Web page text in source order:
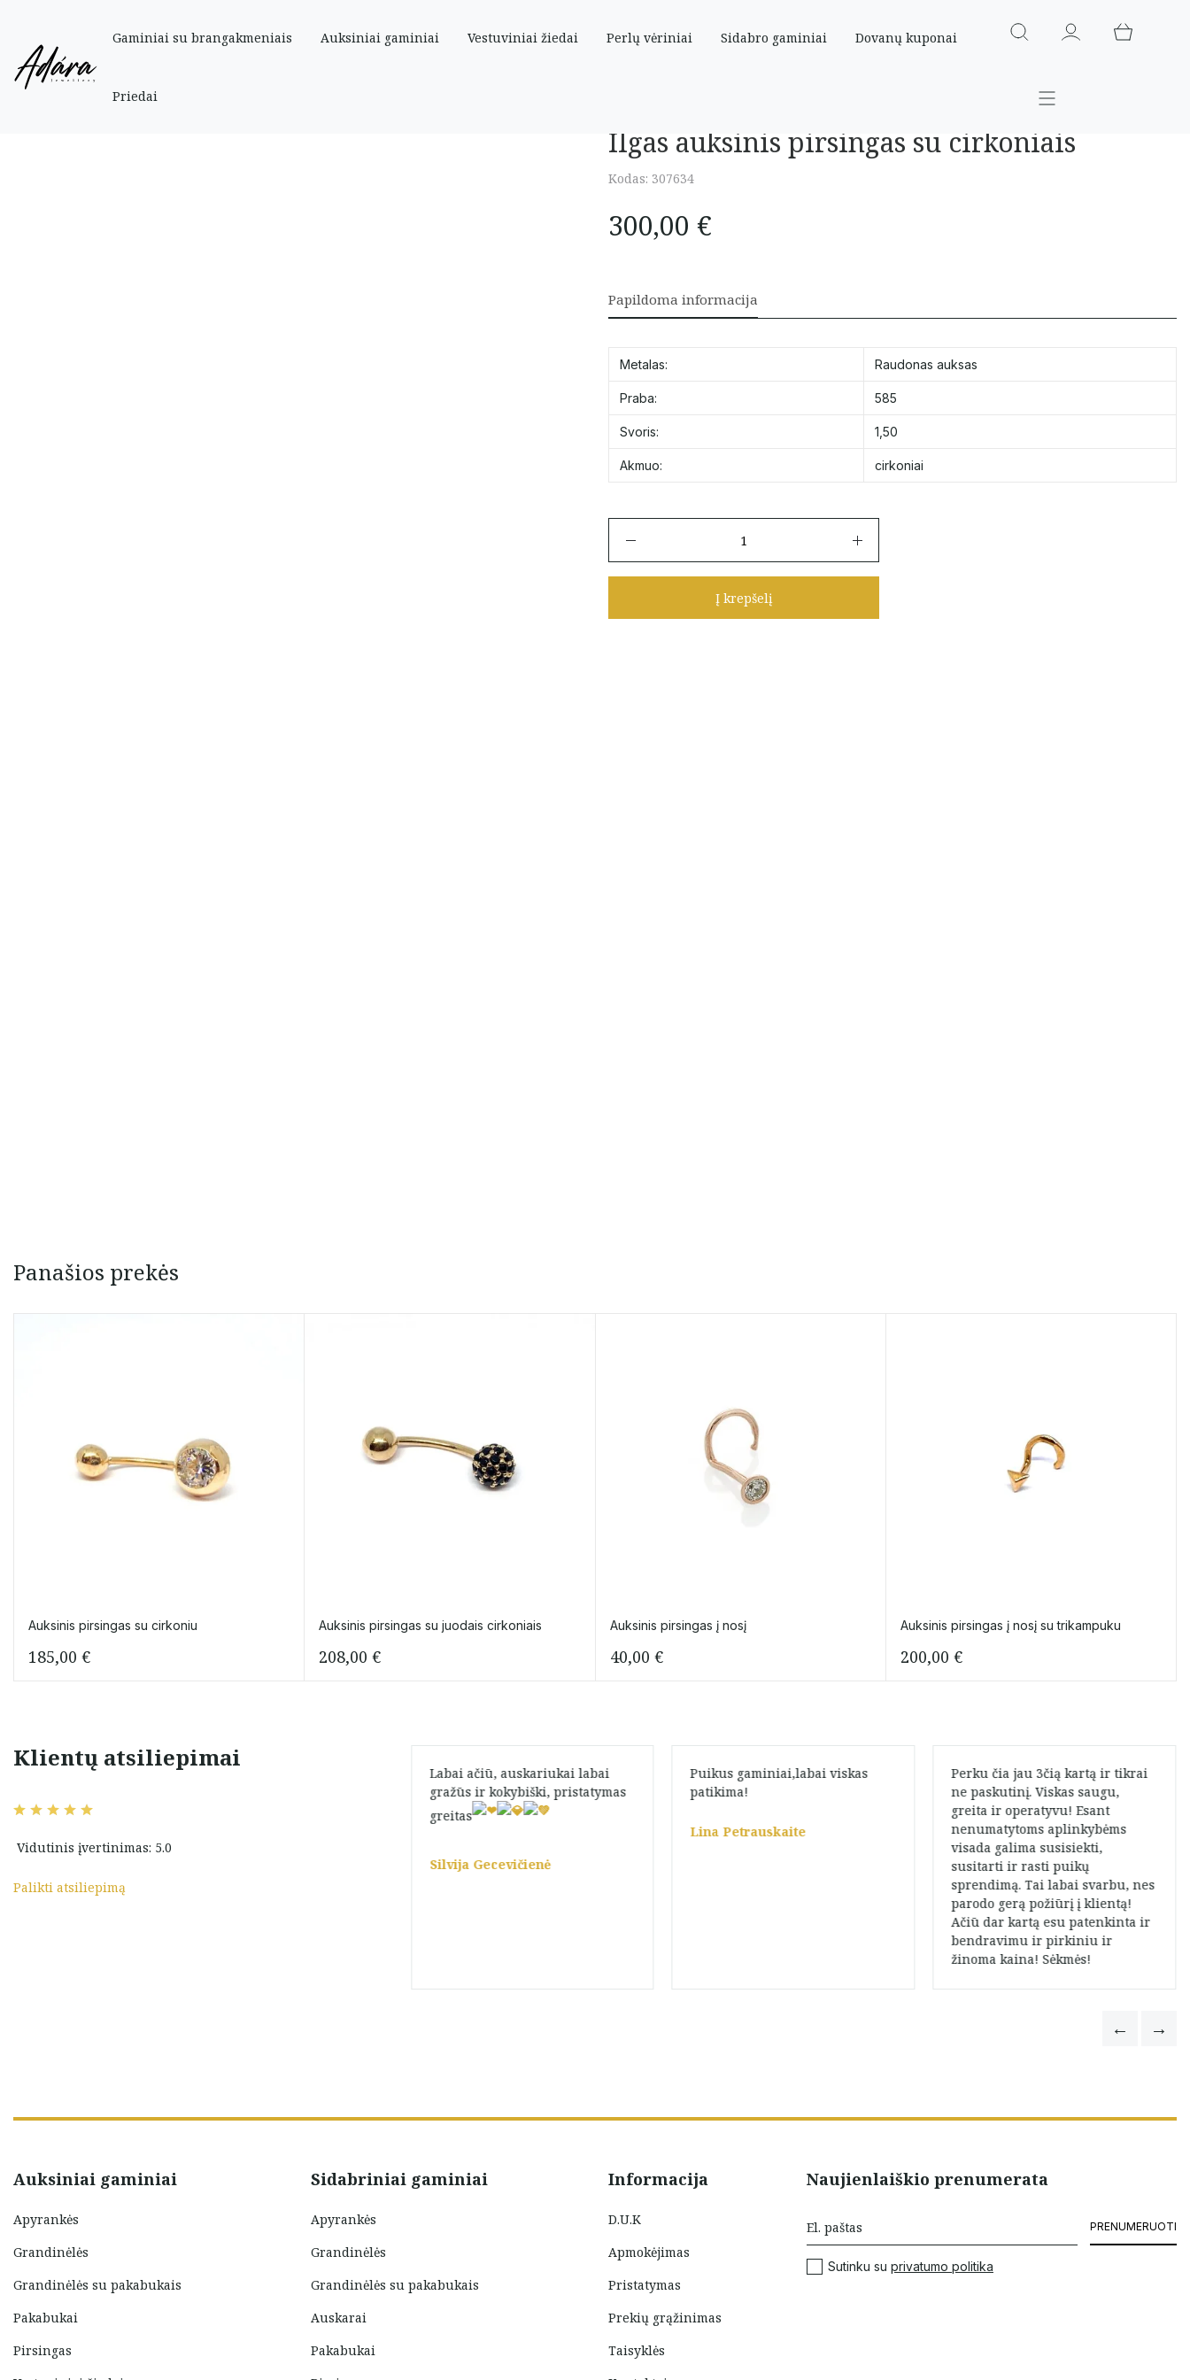
Gaminiai su brangakmeniais Auksiniai gaminiai Vestuviniai žiedai Perlų vėriniai Sidabro gaminiai Dovanų kuponai
Priedai
Pradinis Parduotuve » Auksiniai
Ilgas auksinis pirsingas su cirkoniais
Kodas: 307634
300,00 €
Papildoma informacija
Metalas: Raudonas auksas
Praba: 585
Svoris: 1,50
Akmuo: cirkoniai
Ilgas
su
Į krepšelį
Panašios prekės
Auksinis pirsingas su cirkoniu
185,00 €
Auksinis pirsingas su juodais cirkoniais
208,00€
Auksinis pirsingas į nosį
40,00 €
Auksinis pirsingas į nosį su trikampuku
200,00 €
Klientų atsiliepimai
Vidutinis įvertinimas: 5.0
Palikti atsiliepimą
Marija.
Labai ačiū už mielą dovanėlę
Labai ačiū, auskariukai labai
gražūs ir kokybiški, pristatymas
greitas
Silvija Gecevičienė
Puikus gaminiai,labai viskas
patikima!
Lina Petrauskaite
Perku čia jau 3čią kartą ir tikrai
ne paskutinį. Viskas saugu,
greita ir operatyvu! Esant
nenumatytoms aplinkybėms
visada galima susisiekti,
susitarti ir rasti puikų
sprendimą. Tai labai svarbu, nes
parodo gerą požiūrį į klientą!
Ačiū dar kartą esu patenkinta ir
bendravimu ir pirkiniu ir
žinoma kaina! Sėkmės!
Auksiniai gaminiai
Apyrankės
Grandinėlės
Grandinėlės su pakabukais
Pakabukai
Pirsingas
Sidabriniai gaminiai
Apyrankės
Grandinėlės
Grandinėlės su pakabukais
Auskarai
Pakabukai
Informacija
D.U.K
Apmokėjimas
Pristatymas
Prekių grąžinimas
Taisyklės
Naujienlaiškio prenumerata
PRENUMERUOTI
Sutinku su privatumo politika